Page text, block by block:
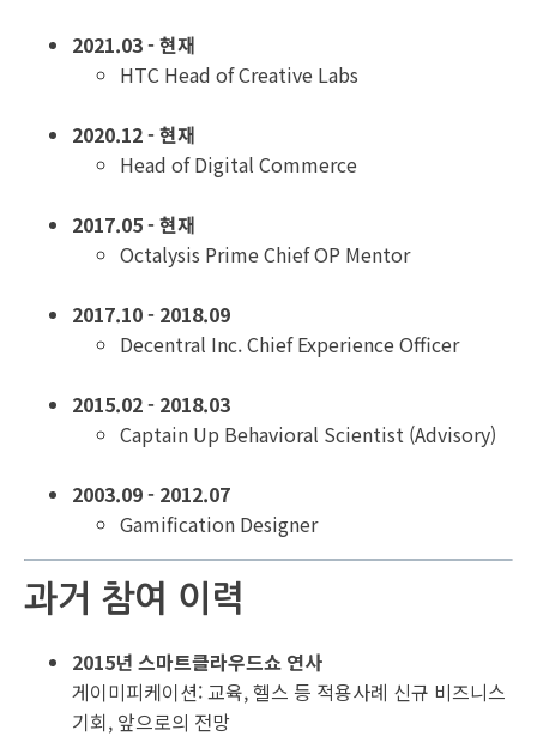
2021.03 - 현재
HTC Head of Creative Labs
2020.12 - 현재
Head of Digital Commerce
2017.05 - 현재
Octalysis Prime Chief OP Mentor
2017.10 - 2018.09
Decentral Inc. Chief Experience Officer
2015.02 - 2018.03
Captain Up Behavioral Scientist (Advisory)
2003.09 - 2012.07
Gamification Designer
과거 참여 이력
2015년 스마트클라우드쇼 연사
게이미피케이션: 교육, 헬스 등 적용사례 신규 비즈니스
기회, 앞으로의 전망